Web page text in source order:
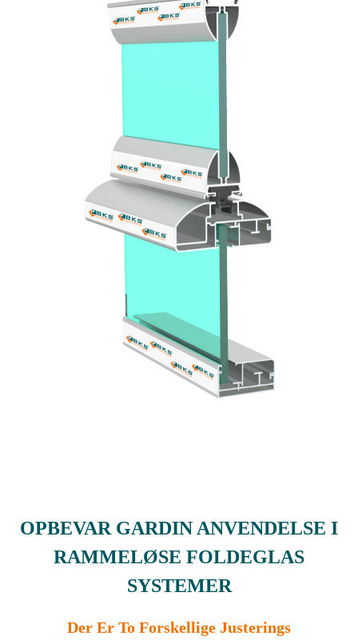
OPBEVAR GARDIN ANVENDELSE I
RAMMELØSE FOLDEGLAS
SYSTEMER
Der Er To Forskellige Justerings